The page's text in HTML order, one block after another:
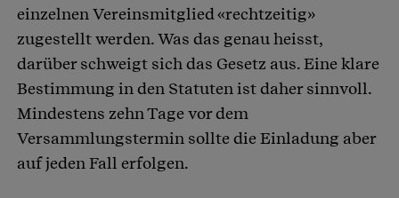
einzelnen Vereinsmitglied «rechtzeitig»
zugestellt werden. Was das genau heisst,
darüber schweigt sich das Gesetz aus. Eine klare
Bestimmung in den Statuten ist daher sinnvoll.
Mindestens zehn Tage vor dem
Versammlungstermin sollte die Einladung aber
auf jeden Fall erfolgen.